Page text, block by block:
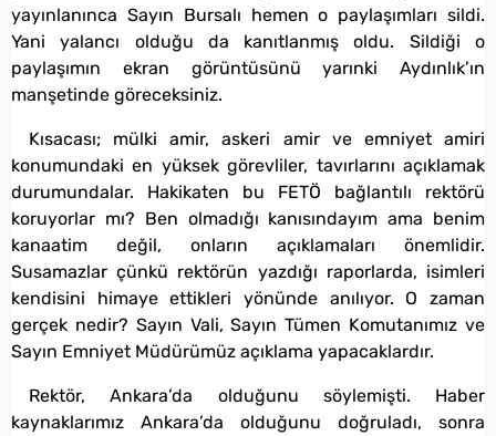
yayınlanınca Sayın Bursalı hemen o paylaşımları sildi.
Yani yalancı olduğu da kanıtlanmış oldu. Sildiği o
paylaşımın ekran görüntüsünü yarınki Aydınlık’ın
manşetinde göreceksiniz.
Kısacası; mülki amir, askeri amir ve emniyet amiri
konumundaki en yüksek görevliler, tavırlarını açıklamak
durumundalar. Hakikaten bu FETÖ bağlantılı rektörü
koruyorlar mı? Ben olmadığı kanısındayım ama benim
kanaatim değil, onların açıklamaları önemlidir.
Susamazlar çünkü rektörün yazdığı raporlarda, isimleri
kendisini himaye ettikleri yönünde anılıyor. O zaman
gerçek nedir? Sayın Vali, Sayın Tümen Komutanımız ve
Sayın Emniyet Müdürümüz açıklama yapacaklardır.
Rektör, Ankara’da olduğunu söylemişti. Haber
kaynaklarımız Ankara’da olduğunu doğruladı, sonra